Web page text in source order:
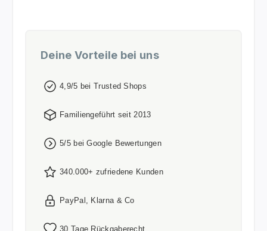
Deine Vorteile bei uns
4,9/5 bei Trusted Shops
Familiengeführt seit 2013
5/5 bei Google Bewertungen
340.000+ zufriedene Kunden
PayPal, Klarna & Co
30 Tage Rückgaberecht